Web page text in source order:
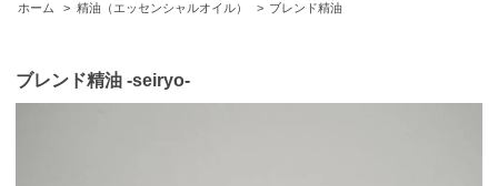
ホーム > 精油（エッセンシャルオイル） > ブレンド精油
ブレンド精油 -seiryo-